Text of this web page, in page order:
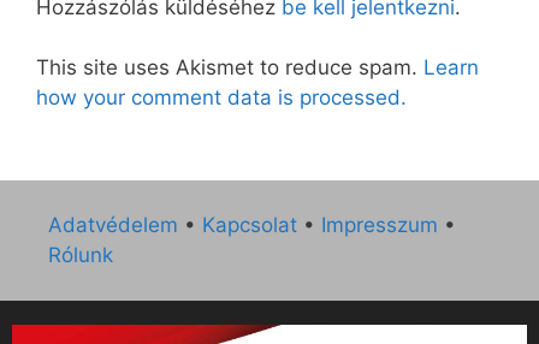
Hozzászólás küldéséhez be kell jelentkezni.
This site uses Akismet to reduce spam. Learn
how your comment data is processed.
Adatvédelem • Kapcsolat • Impresszum •
Rólunk